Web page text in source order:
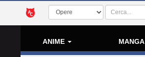
ANIME MANGA